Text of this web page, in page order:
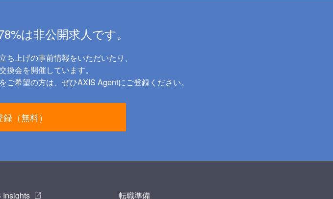
求人企業または提携エージェントが、転職支援サービス上で登録した個人情報および職
務経歴書等の登録情報（以下総称して「登録情報等」といいます。）を閲覧し、求人企
アクシスコンサルティング株式会社が、利用者の登録情報等および転職支援サービスの
利用履歴（転職支援サイト上のページビュー、応募履歴、アクシスコンサルティング株
式会社から求人企業への紹介履歴、転職支援サービスを通じた転職活動の過程、態様、
り、管理・運営する会員向けサービスの内容、機能および利用等に関し、利用者に対し
て案内することをいいます。
アクシスコンサルティング株式会社の管理・運営に関わる以下のインターネットウェブ
2.（申込み方法） 転職支援サービス利用のお申込みは、アクシスコンサルティング株
式会社の一切のサービスを提供できない場合があります。
は非公開求人です。
上げの事前情報をいただいたり、
会を開催しています。
希望の方は、ぜひAXIS Agentにご登録ください。
（無料）
Insights 転職準備